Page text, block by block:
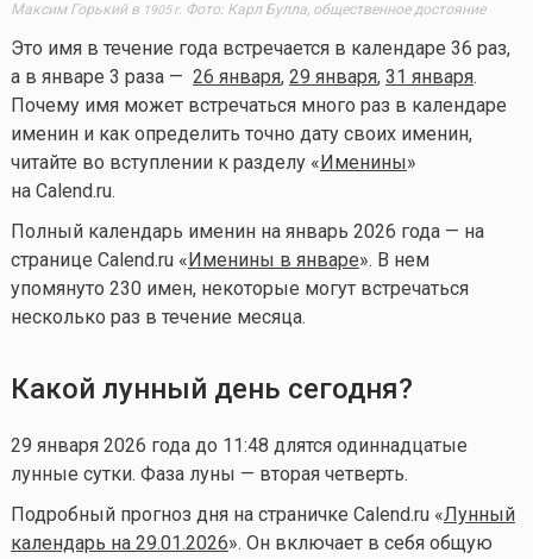
Максим Горький в 1905 г. Фото: Карл Булла, общественное достояние
Это имя в течение года встречается в календаре 36 раз,
а в январе 3 раза — 26 января, 29 января, 31 января.
Почему имя может встречаться много раз в календаре
именин и как определить точно дату своих именин,
читайте во вступлении к разделу « Именины»
на Calend.ru.
Полный календарь именин на январь 2026 года — на
странице Calend.ru « Именины в январе». В нем
упомянуто 230 имен, некоторые могут встречаться
несколько раз в течение месяца.
Какой лунный день сегодня?
29 января 2026 года до 11:48 длятся одиннадцатые
лунные сутки. Фаза луны — вторая четверть.
Подробный прогноз дня на страничке Calend.ru «Лунный
календарь на 29.01.2026». Он включает в себя общую